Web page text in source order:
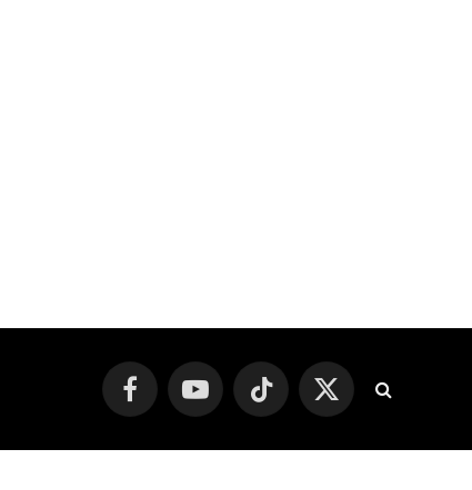
FacebookYouTube TikTok
X
(Twitter)